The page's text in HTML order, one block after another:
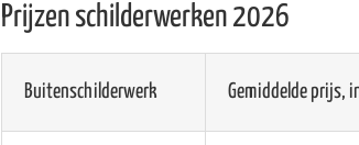
Prijzen schilderwerken 2026
Buitenschilderwerk Gemiddelde prijs,